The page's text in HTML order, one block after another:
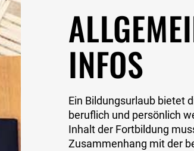
INFOS
Ein Bildungsurlaub bietet
beruflich und persönlich
Inhalt der Fortbildung
Zusammenhang mit der